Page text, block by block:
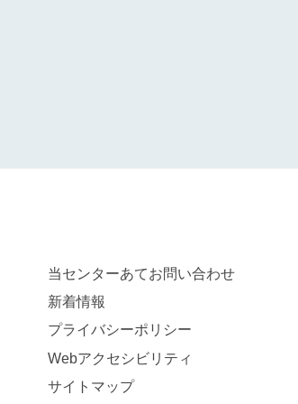
当センターあてお問い合わせ
新着情報
プライバシーポリシー
Webアクセシビリティ
サイトマップ